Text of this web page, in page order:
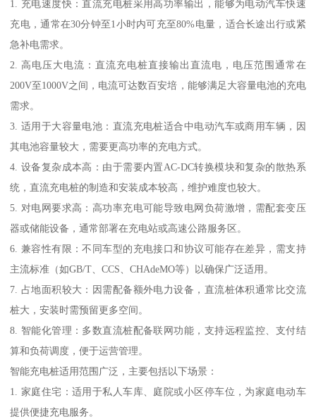
1. 充电速度快：直流充电桩采用高功率输出，能够为电动汽车快速
充电，通常在30分钟至1小时内可充至80%电量，适合长途出行或紧
急补电需求。
2. 高电压大电流：直流充电桩直接输出直流电，电压范围通常在
200V至1000V之间，电流可达数百安培，能够满足大容量电池的充电
需求。
3. 适用于大容量电池：直流充电桩适合中电动汽车或商用车辆，因
其电池容量较大，需要更高功率的充电方式。
4. 设备复杂成本高：由于需要内置AC-DC转换模块和复杂的散热系
统，直流充电桩的制造和安装成本较高，维护难度也较大。
5. 对电网要求高：高功率充电可能导致电网负荷激增，需配套变压
器或储能设备，通常部署在充电站或高速公路服务区。
6. 兼容性有限：不同车型的充电接口和协议可能存在差异，需支持
主流标准（如GB/T、CCS、CHAdeMO等）以确保广泛适用。
7. 占地面积较大：因需配备额外电力设备，直流桩体积通常比交流
桩大，安装时需预留更多空间。
8. 智能化管理：多数直流桩配备联网功能，支持远程监控、支付结
算和负荷调度，便于运营管理。
智能充电桩适用范围广泛，主要包括以下场景：
1. 家庭住宅：适用于私人车库、庭院或小区停车位，为家庭电动车
提供便捷充电服务。